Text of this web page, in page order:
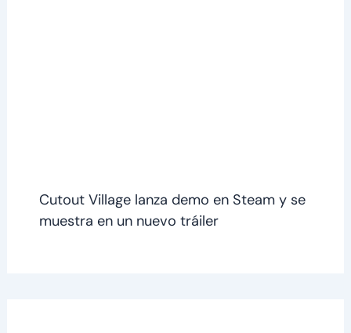
Cutout Village lanza demo en Steam y se
muestra en un nuevo tráiler